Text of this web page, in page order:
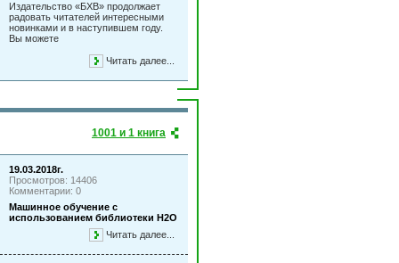
Издательство «БХВ» продолжает
радовать читателей интересными
новинками и в наступившем году.
Вы можете
Читать далее...
1001 и 1 книга
19.03.2018г.
Просмотров: 14406
Комментарии: 0
Машинное обучение с
использованием библиотеки Н2О
Читать далее...